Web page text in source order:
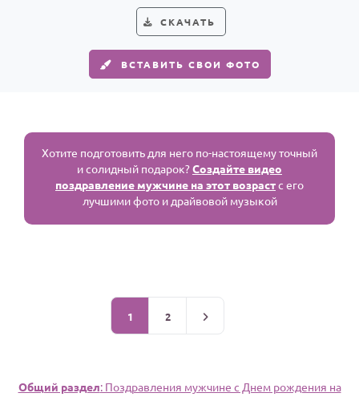
СКАЧАТЬ
ВСТАВИТЬ СВОИ ФОТО
Хотите подготовить для него по-настоящему точный
и солидный подарок?Создайте видео
поздравление мужчине на этот возрастс его
лучшими фото и драйвовой музыкой
1 2
Общий раздел: Поздравления мужчине c Днем рождения на